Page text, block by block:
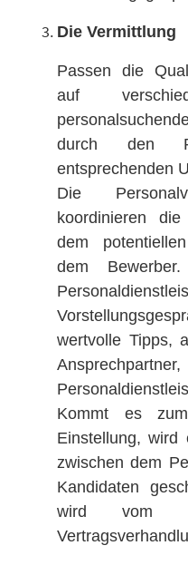
Die Vermittlung
Passen die
auf
durch den
entsprechenden
Die
koordinieren die
dem
dem
wertvolle Tipps,
Kommt es
Einstellung, wird
zwischen dem
Kandidaten
wird vom